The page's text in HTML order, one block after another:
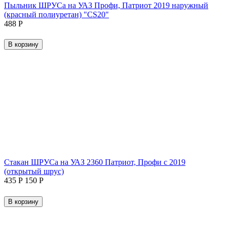
Пыльник ШРУСа на УАЗ Профи, Патриот 2019 наружный
(красный полиуретан) "CS20"
‍488‍ Р
В корзину
Стакан ШРУСа на УАЗ 2360 Патриот, Профи с 2019
(открытый шрус)
‍435‍ Р ‍150‍ Р
В корзину